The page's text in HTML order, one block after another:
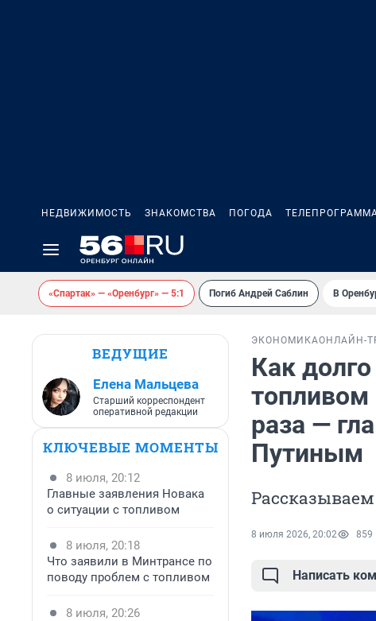
НЕДВИЖИМОСТЬ ЗНАКОМСТВА ПОГОДА
«Спартак» — «Оренбург» — 5:1 Погиб Андрей Саблин В
ВЕДУЩИЕ
Елена Мальцева
Старший корреспондент
оперативной редакции
КЛЮЧЕВЫЕ МОМЕНТЫ
8 июля, 20:12
Главные заявления Новака
о ситуации с топливом
8 июля, 20:18
Что заявили в Минтрансе по
поводу проблем с топливом
8 июля, 20:26
ЭКОНОМИКАОНЛАЙН-
Как
топливом
раза —
Путиным
8 июля 2026, 20:02 859
Написать